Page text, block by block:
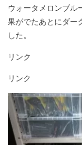
ウォータメロンブル
果がでたあとにダー
した。
リンク
リンク